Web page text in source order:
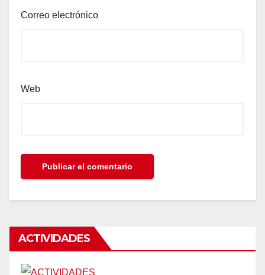
Correo electrónico
Web
ACTIVIDADES